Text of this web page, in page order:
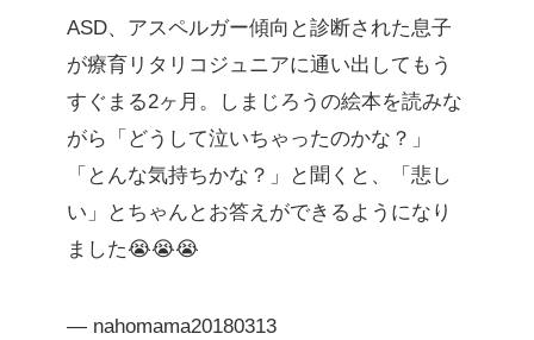
ASD、アスペルガー傾向と診断された息子
が療育リタリコジュニアに通い出してもう
すぐまる2ヶ月。しまじろうの絵本を読みな
がら「どうして泣いちゃったのかな？」
「とんな気持ちかな？」と聞くと、「悲し
い」とちゃんとお答えができるようになり
ました😭😭😭
— nahomama20180313